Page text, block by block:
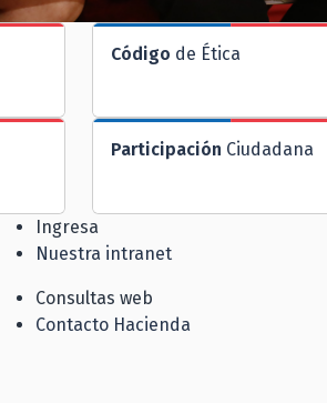
Código de Ética
Participación Ciudadana
Ingresa
Nuestra intranet
Consultas web
Contacto Hacienda